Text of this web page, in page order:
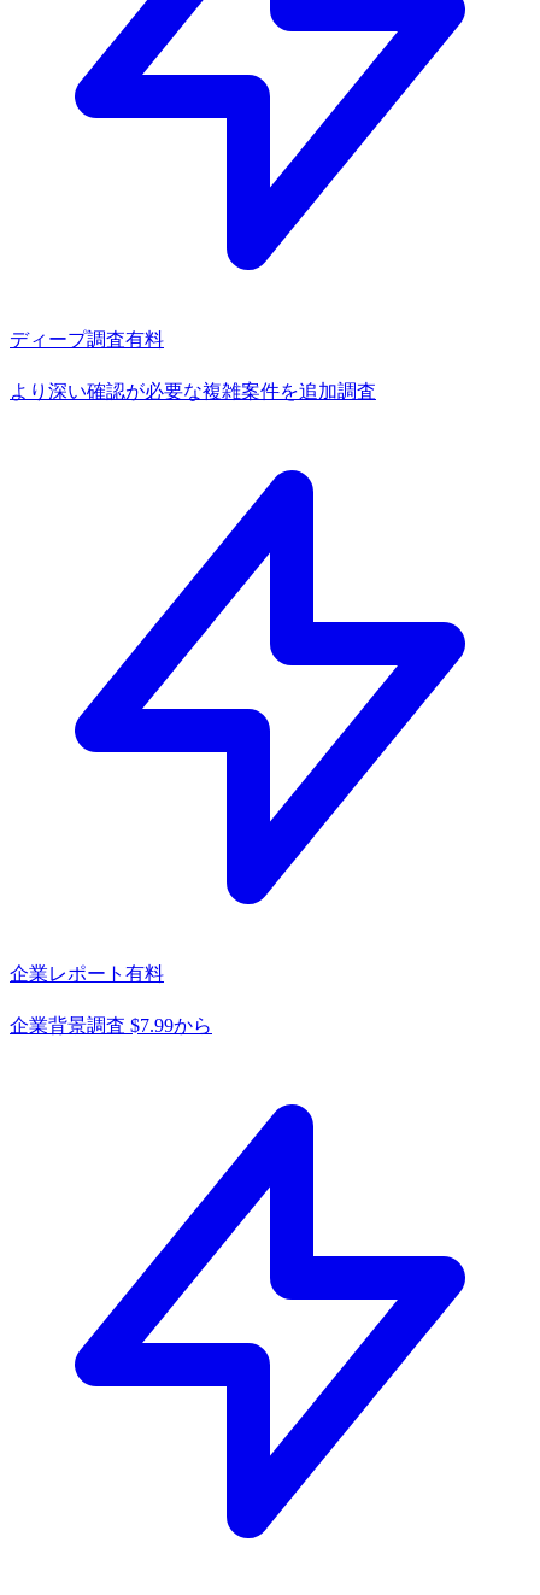
ディープ調査有料
より深い確認が必要な複雑案件を追加調査
企業レポート 有料
企業背景調査 $7.99から